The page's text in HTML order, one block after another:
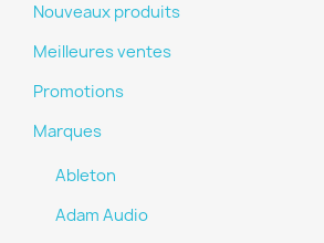
Nouveaux produits
Meilleures ventes
Promotions
Marques
Ableton
Adam Audio